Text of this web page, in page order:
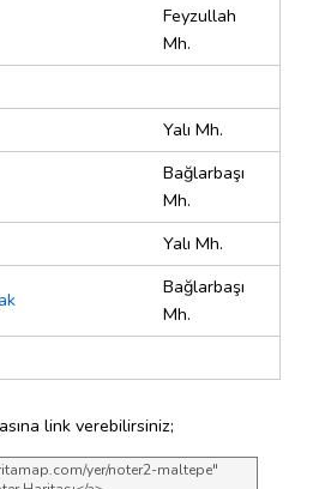
Feyzullah
Mh.
Yalı Mh.
Bağlarbaşı
Mh.
Yalı Mh.
Bağlarbaşı
Mh.
link verebilirsiniz;